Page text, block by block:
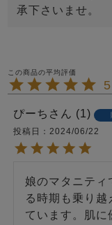
承下さいませ。
ぴーち 1
投稿日
2024/06/22
娘のマタニティ
る時期も乗り
ています。肌に